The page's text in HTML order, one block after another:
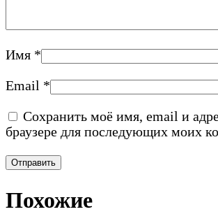
Имя *
Email *
Сохранить моё имя, email и
браузере для последующих моих
Похожие